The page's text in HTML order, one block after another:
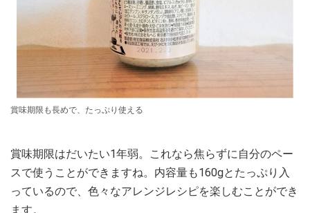
賞味期限も長めで、たっぷり使える
賞味期限はだいたい1年弱。これなら焦らずに自分のペー
スで使うことができますね。内容量も160gとたっぷり入
っているので、色々なアレンジレシピを楽しむことができ
ます。